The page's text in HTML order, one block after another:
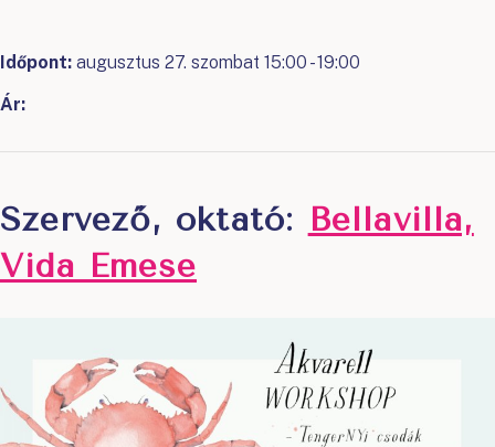
Időpont: augusztus 27. szombat 15:00 - 19:00
Ár:
Szervező, oktató: Bellavilla,
Vida Emese